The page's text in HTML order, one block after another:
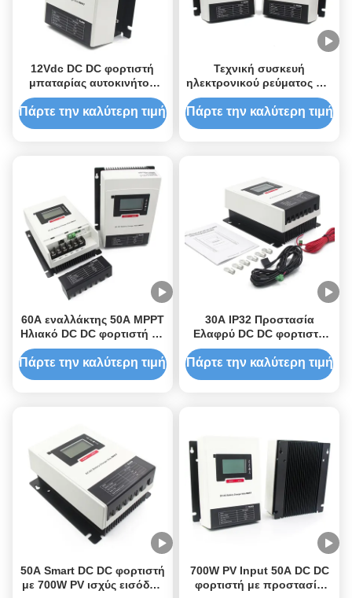
12Vdc DC DC φορτιστή
μπαταρίας αυτοκινήτου
30A με MPPT ηλιακό
ελεγκτή IP32 βαθμός
Πάρτε την καλύτερη τιμή
Τεχνική συσκευή
ηλεκτρονικού ρεύματος για
τα οχήματα
Πάρτε την καλύτερη τιμή
60A εναλλάκτης 50A MPPT
Ηλιακό DC DC φορτιστή με
700W PV ισχύς εισόδου για
μπαταρίες 12V/24V
Πάρτε την καλύτερη τιμή
30A IP32 Προστασία
Ελαφρύ DC DC φορτιστή
MPPT Ηλιακό φορτιστή για
μπαταρίες 12/24Vdc
Πάρτε την καλύτερη τιμή
50A Smart DC DC φορτιστή
με 700W PV ισχύς εισόδου
700W PV Input 50A DC DC
φορτιστή με προστασία